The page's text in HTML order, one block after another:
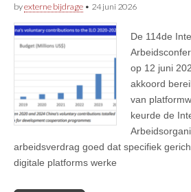
byexterne bijdrage • 24 juni 2026
De 114de
op 12 juni
akkoord
van
keurde de
arbeidsverdrag goed dat specifiek
digitale platforms werke